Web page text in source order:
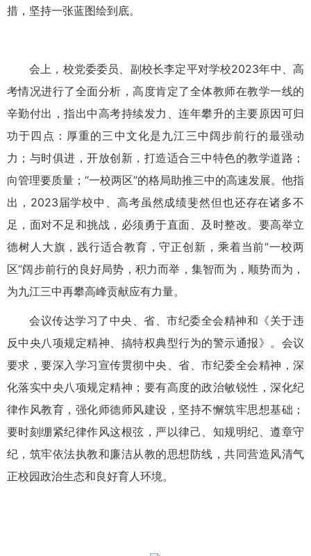
措，坚持一张蓝图绘到底。
会上，校党委委员、副校长李定平对学校2023年中、高
考情况进行了全面分析，高度肯定了全体教师在教学一线的
辛勤付出，指出中高考持续发力、连年攀升的主要原因可归
功于四点：厚重的三中文化是九江三中阔步前行的最强动
力；与时俱进，开放创新，打造适合三中特色的教学道路；
向管理要质量；“一校两区”的格局助推三中的高速发展。他指
出， 2023 届学校中、高考虽然成绩斐然但也还存在诸多不
足，面对不足和挑战，必须勇于直面、及时整改。要高举立
德树人大旗，践行适合教育，守正创新，乘着当前“一校两
区”阔步前行的良好局势，积力而举，集智而为，顺势而为，
为九江三中再攀高峰贡献应有力量。
会议传达学习了中央、省、市纪委全会精神和《关于违
反中央八项规定精神、搞特权典型行为的警示通报》。会议
要求，要深入学习宣传贯彻中央、省、市纪委全会精神，深
化落实中央八项规定精神；要有高度的政治敏锐性，深化纪
律作风教育，强化师德师风建设，坚持不懈筑牢思想基础；
要时刻绷紧纪律作风这根弦，严以律己、知规明纪、遵章守
纪，筑牢依法执教和廉洁从教的思想防线，共同营造风清气
正校园政治生态和良好育人环境。